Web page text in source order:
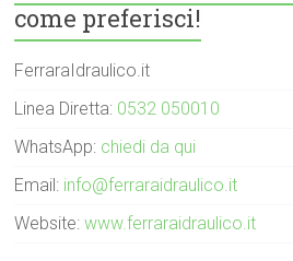
come preferisci!
FerraraIdraulico.it
Linea Diretta: 0532 050010
WhatsApp: chiedi da qui
Email: info@ferraraidraulico.it
Website:www.ferraraidraulico.it